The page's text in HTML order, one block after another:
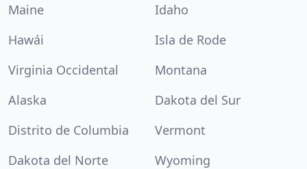
Maine
Idaho
Hawái
Isla de Rode
Virginia Occidental
Montana
Alaska
Dakota del Sur
Distrito de Columbia
Vermont
Dakota del Norte
Wyoming